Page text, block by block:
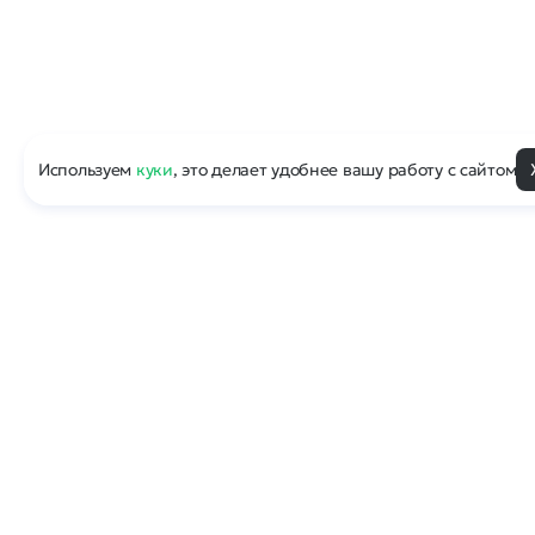
Используем куки, это делает удобнее вашу работу с сайтом